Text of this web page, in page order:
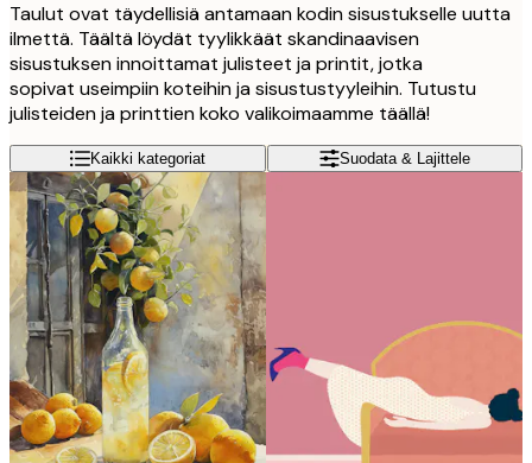
Taulut ovat täydellisiä antamaan kodin sisustukselle uutta
ilmettä. Täältä löydät tyylikkäät skandinaavisen
sisustuksen innoittamat julisteet ja printit, jotka
sopivat useimpiin koteihin ja sisustustyyleihin. Tutustu
julisteiden ja printtien koko valikoimaamme täällä!
Kaikki kategoriat Suodata & Lajittele